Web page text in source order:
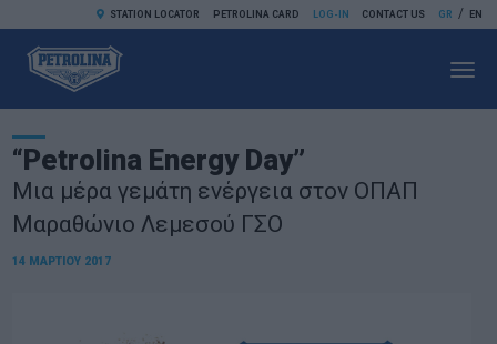
GR / EN
STATION LOCATOR PETROLINA CARD LOG-IN CONTACT US
“Petrolina Energy Day”
Μια μέρα γεμάτη ενέργεια στον ΟΠΑΠ
Μαραθώνιο Λεμεσού ΓΣΟ
14 ΜΑΡΤΊΟΥ 2017